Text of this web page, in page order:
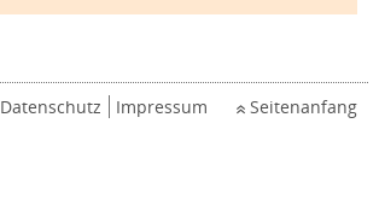
Datenschutz Impressum Seitenanfang